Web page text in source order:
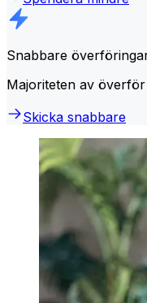
Snabbare
Majoriteten av överför
Skicka snabbare